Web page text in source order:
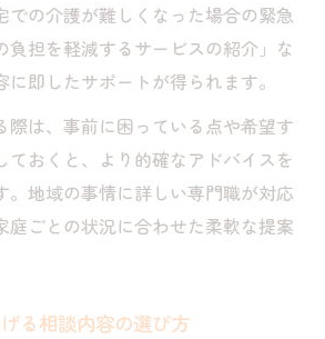
での介護が難しくなった場合の緊急
負担を軽減するサービスの紹介」な
に即したサポートが得られます。
際は、事前に困っている点や希望す
ておくと、より的確なアドバイスを
。地域の事情に詳しい専門職が対応
庭ごとの状況に合わせた柔軟な提案
る相談内容の選び方